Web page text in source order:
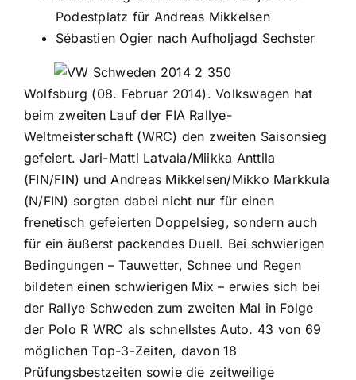
Podestplatz für Andreas Mikkelsen
Sébastien Ogier nach Aufholjagd Sechster
Wolfsburg (08. Februar 2014). Volkswagen hat
beim zweiten Lauf der FIA Rallye-
Weltmeisterschaft (WRC) den zweiten Saisonsieg
gefeiert. Jari-Matti Latvala/Miikka Anttila
(FIN/FIN) und Andreas Mikkelsen/Mikko Markkula
(N/FIN) sorgten dabei nicht nur für einen
frenetisch gefeierten Doppelsieg, sondern auch
für ein äußerst packendes Duell. Bei schwierigen
Bedingungen – Tauwetter, Schnee und Regen
bildeten einen schwierigen Mix – erwies sich bei
der Rallye Schweden zum zweiten Mal in Folge
der Polo R WRC als schnellstes Auto. 43 von 69
möglichen Top-3-Zeiten, davon 18
Prüfungsbestzeiten sowie die zeitweilige